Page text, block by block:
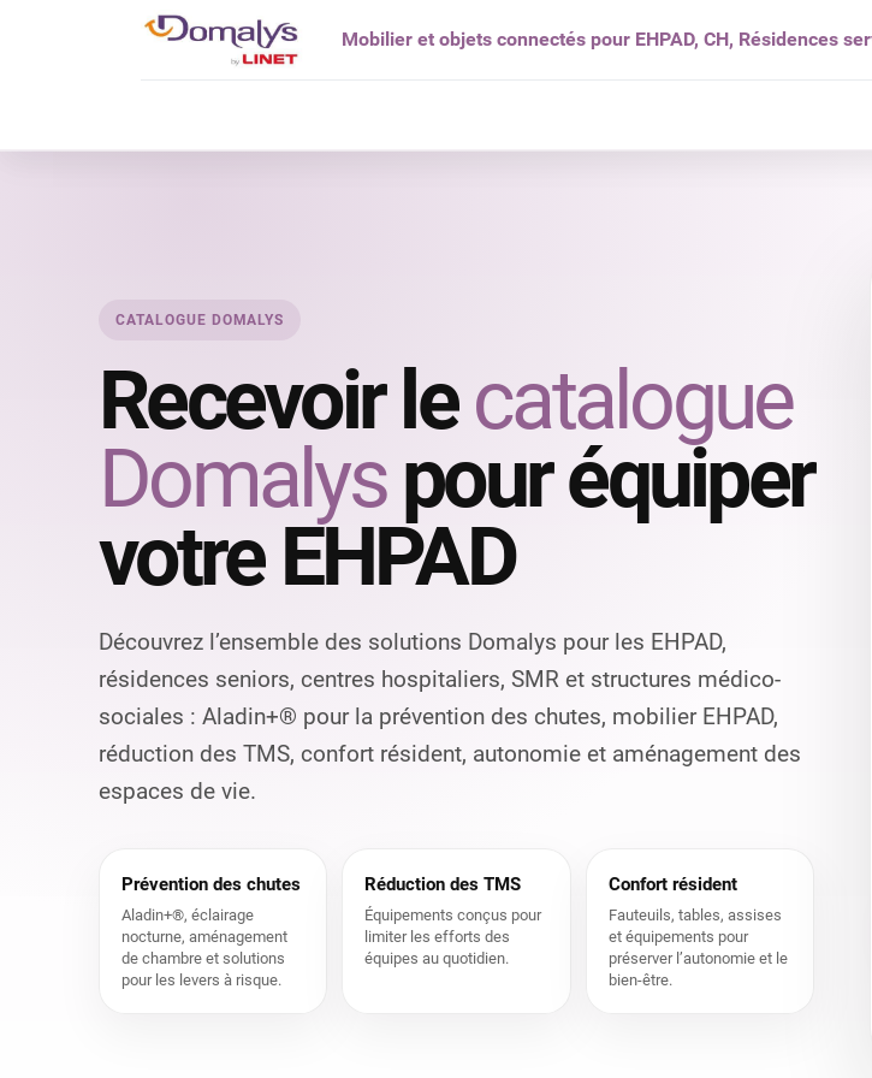
Mobilier et objets connectés pour EHPAD, CH, Résidences
CATALOGUE DOMALYS
Recevoir lecatalogue
Domalyspour équiper
votre EHPAD
Découvrez l’ensemble des solutions Domalys pour les EHPAD,
résidences seniors, centres hospitaliers, SMR et structures médico-
sociales : Aladin+® pour la prévention des chutes, mobilier EHPAD,
réduction des TMS, confort résident, autonomie et aménagement des
espaces de vie.
Prévention des chutes
Aladin+®, éclairage
nocturne, aménagement
de chambre et solutions
pour les levers à risque.
Réduction des TMS
Équipements conçus pour
limiter les efforts des
équipes au quotidien.
Confort résident
Fauteuils, tables, assises
et équipements pour
préserver l’autonomie et le
bien-être.